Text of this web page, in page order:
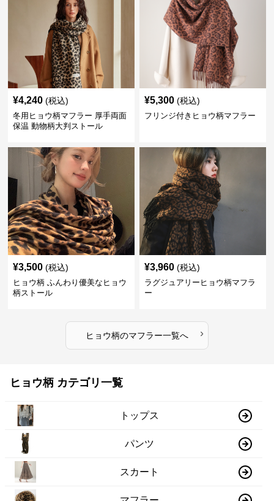
¥4,240 (税込)
冬用ヒョウ柄マフラー 厚手両面
保温 動物柄大判ストール
¥5,300 (税込)
フリンジ付きヒョウ柄マフラー
¥3,500 (税込)
ヒョウ柄 ふんわり優美なヒョウ
柄ストール
¥3,960 (税込)
ラグジュアリーヒョウ柄マフラ
ー
ヒョウ柄のマフラー一覧へ ›
ヒョウ柄 カテゴリ一覧
トップス
パンツ
スカート